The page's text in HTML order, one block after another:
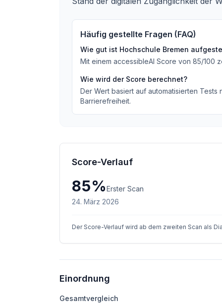
Häufig gestellte Fragen (FAQ)
Wie gut ist Hochschule Bremen
Mit einem accessibleAI Score von 85/100
Wie wird der Score berechnet?
Der Wert basiert auf automatisierten
Barrierefreiheit.
Score-Verlauf
85%Erster Scan
24. März 2026
Der Score-Verlauf wird ab dem zweiten Scan als
Einordnung
Gesamtvergleich